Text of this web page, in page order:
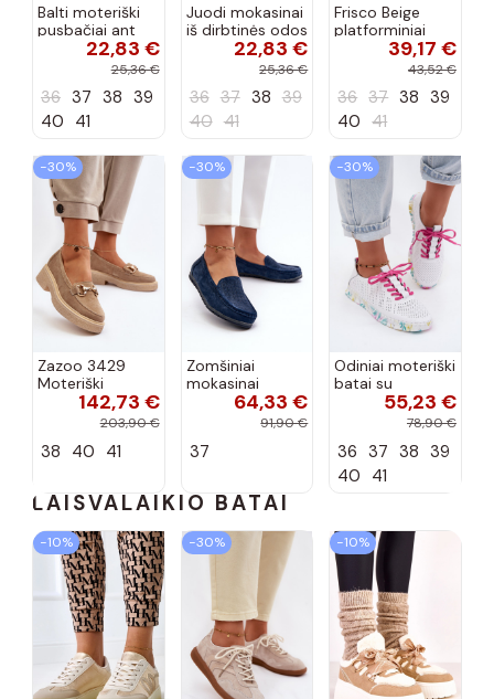
Balti moteriški
pusbačiai ant
platformos22,83 €
25,36 €
36 37 38 39
40 41
Juodi mokasinai
iš dirbtinės odos
su papuošimu,
22,83 €
25,36 €
36 37 38 39
40 41
Frisco Beige
platforminiai
loaferiai39,17 €
43,52 €
36 37 38 39
40 41
−30%
Zazoo 3429
Moteriški
zomšiniai
mokasinai su
smėlio spalvos
142,73 €
203,90 €
38 40 41
−30%
Zomšiniai
mokasinai
tamsiai mėlynos
spalvos S.Barski
64,33 €
91,90 €
37
−30%
Odiniai moteriški
batai su
raišteliais baltos
spalvos Cadiz
55,23 €
78,90 €
36 37 38 39
40 41
LAISVALAIKIO BATAI
−10% −30% −10%